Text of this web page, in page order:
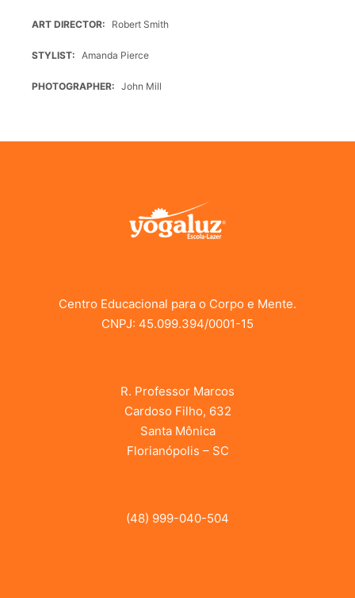
ART DIRECTOR Robert Smith
STYLIST Amanda Pierce
PHOTOGRAPHER John Mill
Centro Educacional para o Corpo e Mente.
CNPJ: 45.099.394/0001-15
R. Professor Marcos
Cardoso Filho, 632
Santa Mônica
Florianópolis – SC
(48) 999-040-504